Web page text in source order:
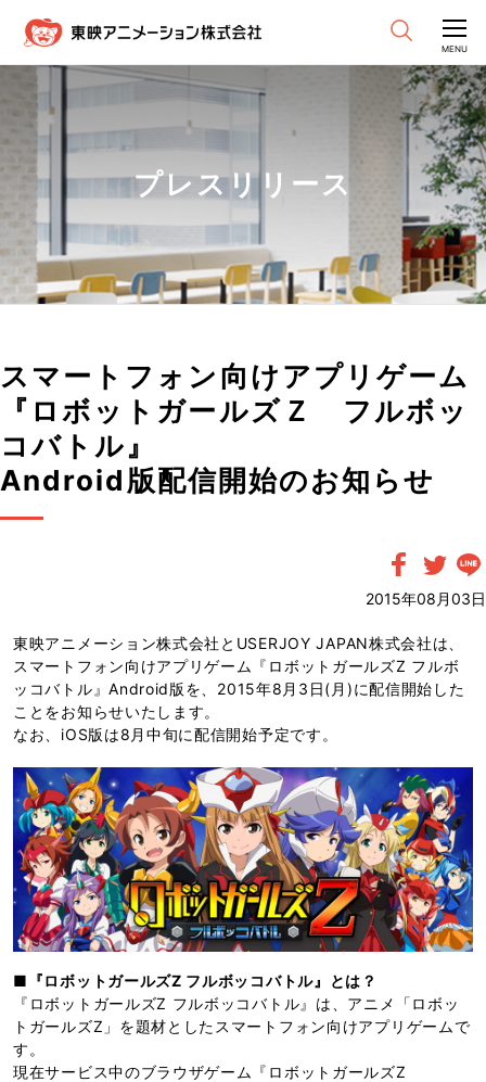
CLOSE
MENU
プレスリリース
スマートフォン向けアプリゲーム
『ロボットガールズＺ フルボッ
コバトル』
Android版配信開始のお知らせ
2015年08月03日
東映アニメーション株式会社とUSERJOY JAPAN株式会社は、
スマートフォン向けアプリゲーム『ロボットガールズZ フルボ
ッコバトル』Android版を、2015年8月3日(月)に配信開始した
ことをお知らせいたします。
なお、iOS版は8月中旬に配信開始予定です。
■『ロボットガールズZ フルボッコバトル』とは？
『ロボットガールズZ フルボッコバトル』は、アニメ「ロボッ
トガールズZ」を題材としたスマートフォン向けアプリゲームで
す。
現在サービス中のブラウザゲーム『ロボットガールズZ